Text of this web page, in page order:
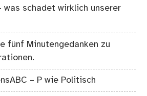
was schadet wirklich unserer
fünf Minutengedanken zu
– P wie Politisch